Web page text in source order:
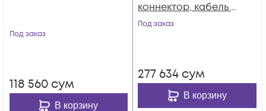
Под заказ
118 560 сум
В корзину
коннектор, кабель с
вилкой для подкл. к
Под заказ
277 634 сум
В корзину